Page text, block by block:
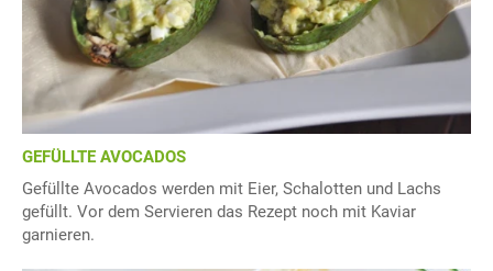
GEFÜLLTE AVOCADOS
Gefüllte Avocados werden mit Eier, Schalotten und Lachs
gefüllt. Vor dem Servieren das Rezept noch mit Kaviar
garnieren.